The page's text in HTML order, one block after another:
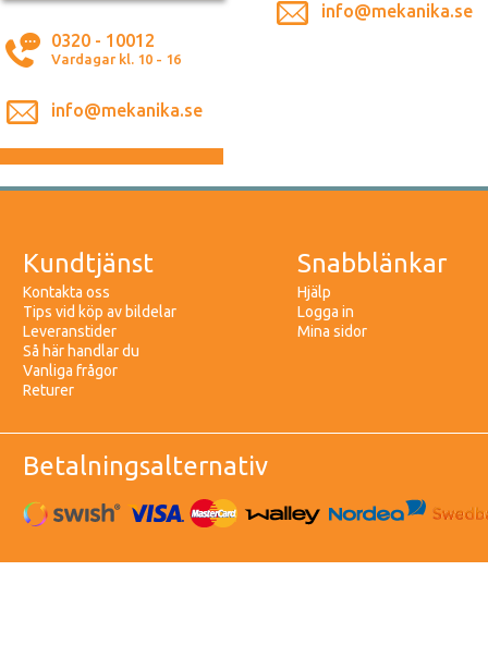
0320 - 10012
Vardagar kl. 10 - 16
info@mekanika.se
info@mekanika.se
Kundtjänst
Kontakta oss
Tips vid köp av bildelar
Leveranstider
Så här handlar du
Vanliga frågor
Returer
Snabblänkar
Hjälp
Logga in
Mina sidor
Betalningsalternativ